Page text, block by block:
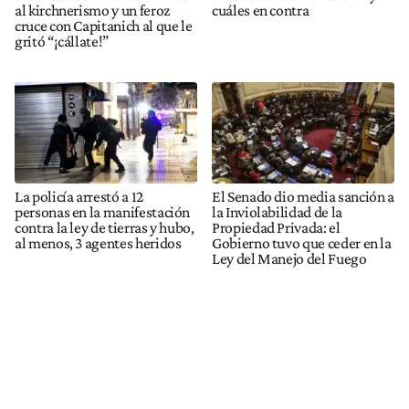
al kirchnerismo y un feroz
cruce con Capitanich al que le
gritó “¡cállate!”
cuáles en contra
La policía arrestó a 12
personas en la manifestación
contra la ley de tierras y hubo,
al menos, 3 agentes heridos
El Senado dio media sanción a
la Inviolabilidad de la
Propiedad Privada: el
Gobierno tuvo que ceder en la
Ley del Manejo del Fuego